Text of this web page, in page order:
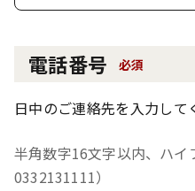
電話番号 必須
日中のご連絡先を入力して
半角数字16文字以内、ハイ
0332131111）